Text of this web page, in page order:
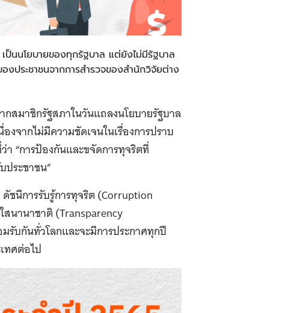
ป็นนโยบายของทุกรัฐบาล แต่ยังไม่มีรัฐบาล
งประชาชนจากการสำรวจของสำนักวิจัยต่าง
สมาชิกรัฐสภาในวันแถลงนโยบายรัฐบาล
งจากไม่มีความชัดเจนในเรื่องการปราบ
“การป้องกันและขจัดการทุจริตที่
ระชาชน”
ชนีการรับรู้การทุจริต (Corruption
สนานาชาติ (Transparency
รับกันทั่วโลกและจะมีการประกาศทุกปี
ทศต่อไป